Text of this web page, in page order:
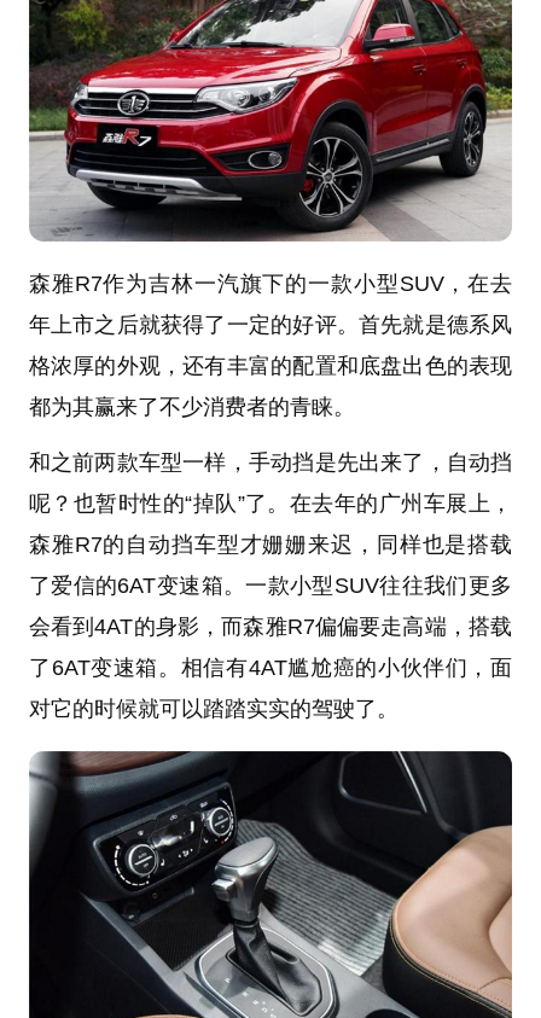
森雅R7作为吉林一汽旗下的一款小型SUV，在去
年上市之后就获得了一定的好评。首先就是德系风
格浓厚的外观，还有丰富的配置和底盘出色的表现
都为其赢来了不少消费者的青睐。
和之前两款车型一样，手动挡是先出来了，自动挡
呢？也暂时性的“掉队”了。在去年的广州车展上，
森雅R7的自动挡车型才姗姗来迟，同样也是搭载
了爱信的6AT变速箱。一款小型SUV往往我们更多
会看到4AT的身影，而森雅R7偏偏要走高端，搭载
了6AT变速箱。相信有4AT尴尬癌的小伙伴们，面
对它的时候就可以踏踏实实的驾驶了。